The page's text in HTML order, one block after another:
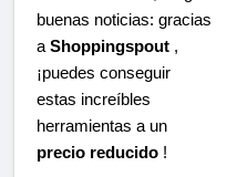
buenas noticias: gracias
aShoppingspout ,
¡puedes conseguir
estas increíbles
herramientas a un
precio reducido !